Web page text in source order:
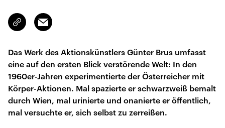
Link
kopieren/teilen
Email
Das Werk des Aktionskünstlers Günter Brus umfasst
eine auf den ersten Blick verstörende Welt: In den
1960er-Jahren experimentierte der Österreicher mit
Körper-Aktionen. Mal spazierte er schwarzweiß bemalt
durch Wien, mal urinierte und onanierte er öffentlich,
mal versuchte er, sich selbst zu zerreißen.